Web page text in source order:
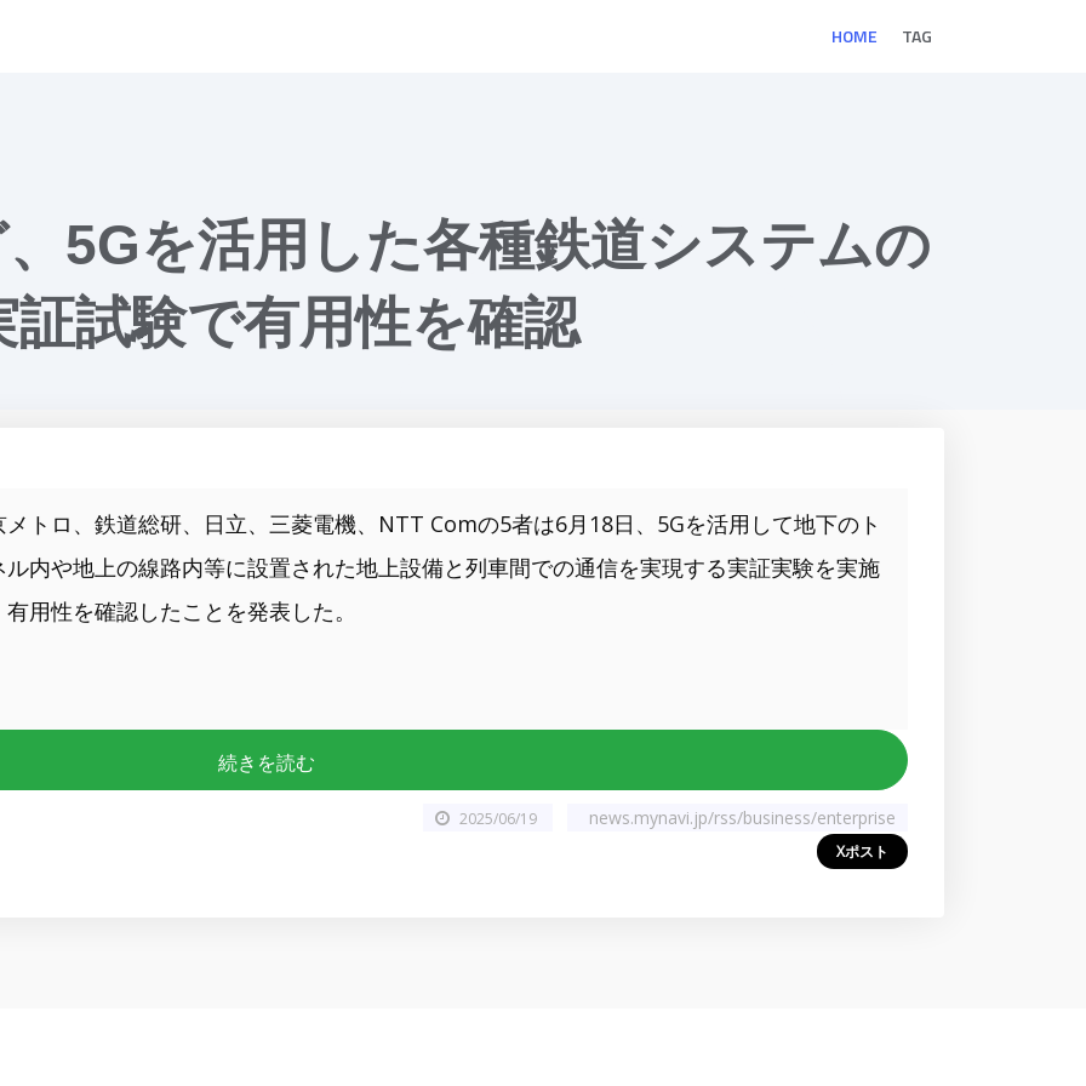
HOME TAG
5Gを活用した各種鉄道システムの
証試験で有用性を確認
メトロ、鉄道総研、日立、三菱電機、NTT Comの5者は6月18日、5Gを活用して地下のト
ル内や地上の線路内等に設置された地上設備と列車間での通信を実現する実証実験を実施
用性を確認したことを発表した。
続きを読む
2025/06/19 news.mynavi.jp/rss/business/enterprise
Xポスト